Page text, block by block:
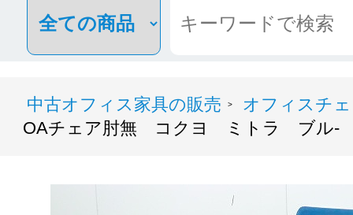
中古オフィス家具の販売 >
オフィスチ
OAチェア肘無 コクヨ ミトラ ブル-